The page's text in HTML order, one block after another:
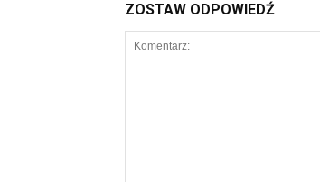
ZOSTAW ODPOWIEDŹ